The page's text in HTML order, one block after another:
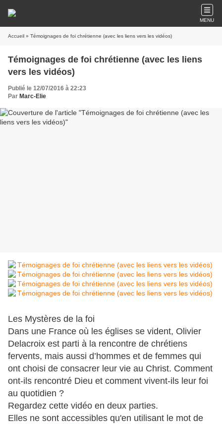
MENU
Accueil » Témoignages de foi chrétienne (avec les liens vers les vidéos)
Témoignages de foi chrétienne (avec les liens
vers les vidéos)
Publié le 12/07/2016 à 22:23
Par Marc-Elie
Les Mystères de la foi
Dans une France où les églises se vident, Olivier
Delacroix est parti à la rencontre de chrétiens
fervents, mais aussi d’hommes et de femmes qui
ont choisi de consacrer leur vie au Christ. Comment
ont-ils rencontré Dieu et comment vivent-ils leur foi
au quotidien ?
Regardez cette vidéo en deux parties.
Elles ne sont accessibles qu'en utilisant le mot de